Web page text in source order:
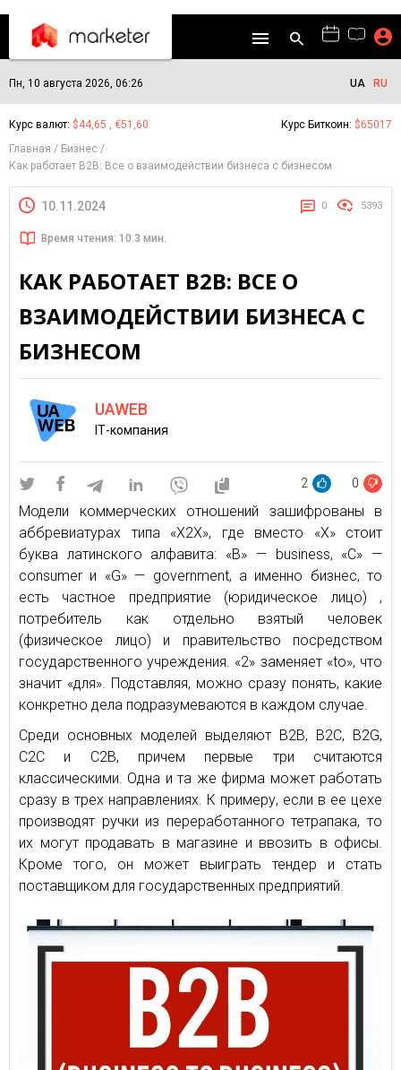
Пн, 10 августа 2026, 06:26 UA RU
Курс валют: $44,65 , €51,60 Курс Биткоин: $65017
Главная
Бизнес
Как работает B2B: Все о взаимодействии бизнеса с бизнесом
10.11.2024 0 5393
Время чтения: 10.3 мин.
КАК РАБОТАЕТ B2B: ВСЕ О
ВЗАИМОДЕЙСТВИИ БИЗНЕСА С
БИЗНЕСОМ
UAWEB
ІТ-компания
2 0
Модели коммерческих отношений зашифрованы в
аббревиатурах типа «Х2Х», где вместо «Х» стоит
буква латинского алфавита: «B» — business, «C» —
consumer и «G» — government, а именно бизнес, то
есть частное предприятие (юридическое лицо) ,
потребитель как отдельно взятый человек
(физическое лицо) и правительство посредством
государственного учреждения. «2» заменяет «to», что
значит «для». Подставляя, можно сразу понять, какие
конкретно дела подразумеваются в каждом случае.
Среди основных моделей выделяют B2B, B2C, B2G,
C2C и C2B, причем первые три считаются
классическими. Одна и та же фирма может работать
сразу в трех направлениях. К примеру, если в ее цехе
производят ручки из переработанного тетрапака, то
их могут продавать в магазине и ввозить в офисы.
Кроме того, он может выиграть тендер и стать
поставщиком для государственных предприятий.